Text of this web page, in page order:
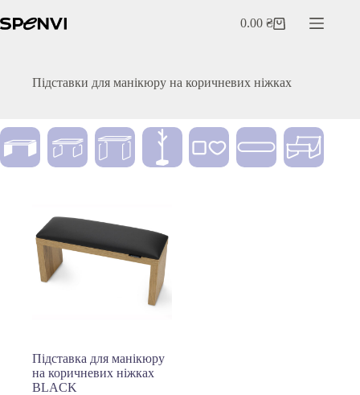
до
Кошик
0.00₴
Підставки для манікюру на коричневих ніжках
Підставка для манікюру
на коричневих ніжках
BLACK